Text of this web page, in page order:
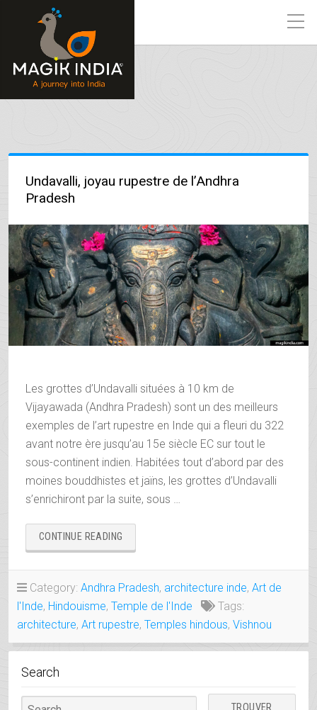
Undavalli, joyau rupestre de l’Andhra
Pradesh
Les grottes d’Undavalli situées à 10 km de
Vijayawada (Andhra Pradesh) sont un des meilleurs
exemples de l’art rupestre en Inde qui a fleuri du 322
avant notre ère jusqu’au 15e siècle EC sur tout le
sous-continent indien. Habitées tout d’abord par des
moines bouddhistes et jaïns, les grottes d’Undavalli
s’enrichiront par la suite, sous …
CONTINUE READING
JOYAU
L’ANDHRA
PRADESH »
Category: Andhra Pradesh, architecture inde, Art de
l'Inde, Hindouisme, Temple de l'Inde
Tags:
architecture, Art rupestre, Temples hindous, Vishnou
Search